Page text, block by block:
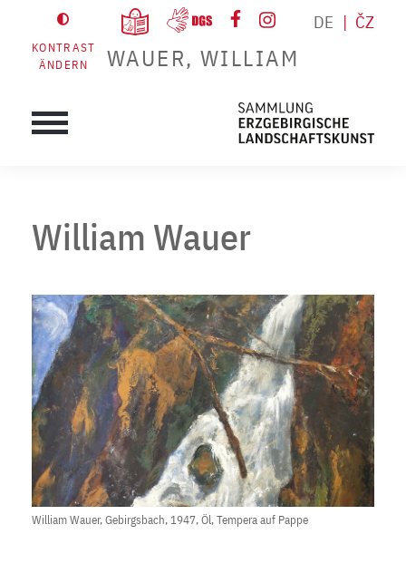
KONTRAST
ÄNDERN
DE ČZ
WAUER, WILLIAM
William Wauer
William Wauer, Gebirgsbach, 1947, Öl, Tempera auf Pappe